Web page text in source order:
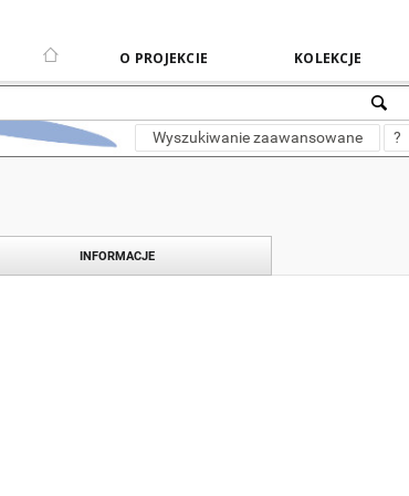
O PROJEKCIE KOLEKCJE
Wyszukiwanie zaawansowane ?
INFORMACJE